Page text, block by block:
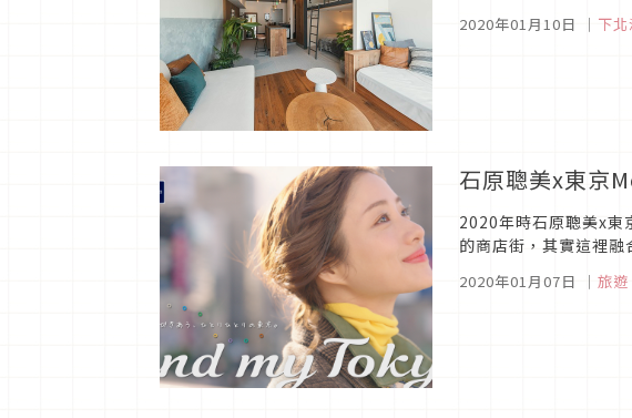
2020年01月10日 ｜ 下北
石原聰美x東京
2020年時石原聰美x東
的商店街，其實這裡
2020年01月07日 ｜ 旅遊